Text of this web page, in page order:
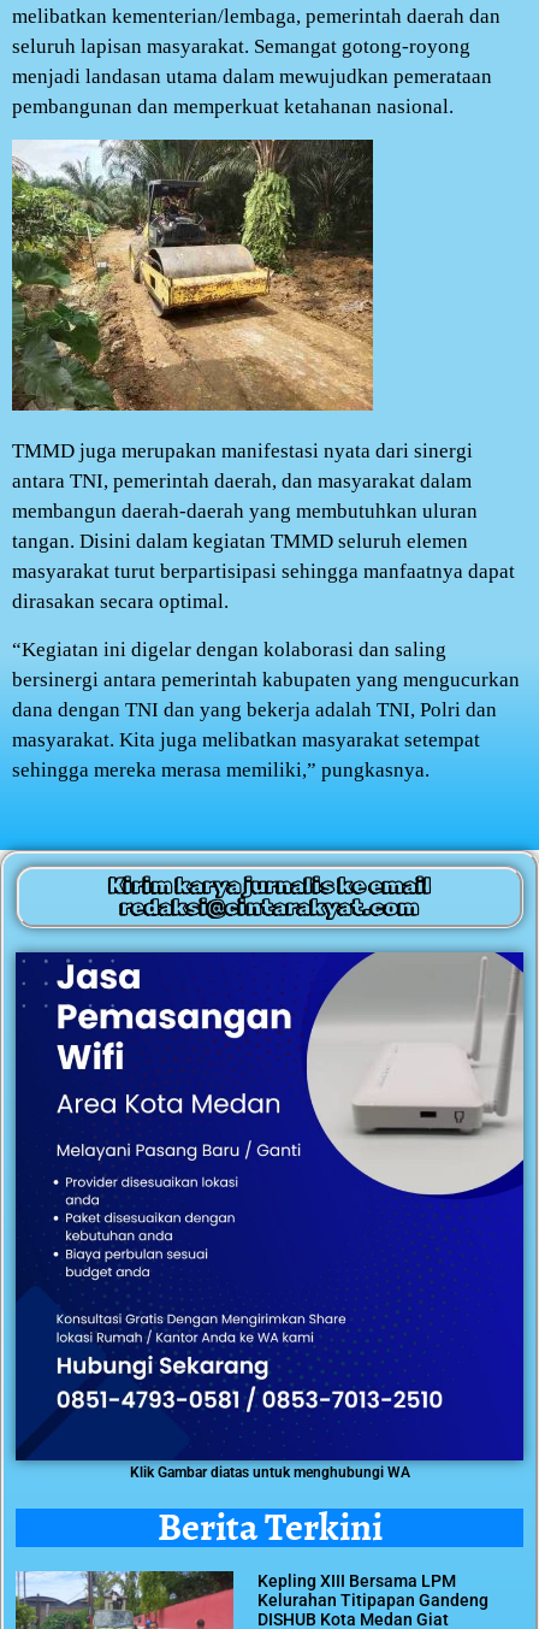
melibatkan kementerian/lembaga, pemerintah daerah dan
seluruh lapisan masyarakat. Semangat gotong-royong
menjadi landasan utama dalam mewujudkan pemerataan
pembangunan dan memperkuat ketahanan nasional.
TMMD juga merupakan manifestasi nyata dari sinergi
antara TNI, pemerintah daerah, dan masyarakat dalam
membangun daerah-daerah yang membutuhkan uluran
tangan. Disini dalam kegiatan TMMD seluruh elemen
masyarakat turut berpartisipasi sehingga manfaatnya dapat
dirasakan secara optimal.
“Kegiatan ini digelar dengan kolaborasi dan saling
bersinergi antara pemerintah kabupaten yang mengucurkan
dana dengan TNI dan yang bekerja adalah TNI, Polri dan
masyarakat. Kita juga melibatkan masyarakat setempat
sehingga mereka merasa memiliki,” pungkasnya.
Kirim karya jurnalis ke email
redaksi@cintarakyat.com
Klik Gambar diatas untuk menghubungi WA
Berita Terkini
Kepling XIII Bersama LPM
Kelurahan Titipapan Gandeng
DISHUB Kota Medan Giat